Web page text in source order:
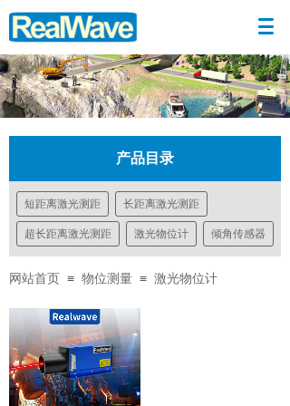
产品目录
短距离激光测距 长距离激光测距
超长距离激光测距 激光物位计 倾角传感器
网站首页 ≡ 物位测量 ≡ 激光物位计